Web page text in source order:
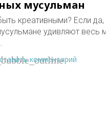
мусульман
креативными? Если да,
удивляют весь
комментарий